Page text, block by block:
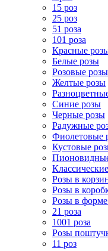
15 роз
25 роз
51 роза
101 роза
Красные
Белые розы
Розовые розы
Желтые розы
Синие розы
Черные розы
Радужные
Фиолетовые
Кустовые
Розы в
Розы в
Розы в форме
21 роза
1001 роза
Розы
11 роз